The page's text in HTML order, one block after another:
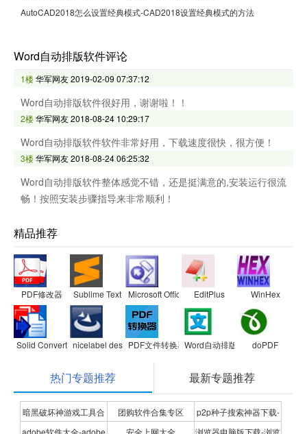
AutoCAD2018怎么设置经典模式-CAD2018设置经典模式的方法
Word自动排版软件评论
1楼华军网友2019-02-09 07:37:12
Word自动排版软件很好用，谢谢啦！！
2楼华军网友2018-08-24 10:29:17
Word自动排版软件软件非常好用，下载速度很快，很方便！
3楼华军网友2018-08-24 06:25:32
Word自动排版软件整体感觉不错，还是挺满意的,安装运行很流
畅！按照安装步骤指导来非常顺利！
精品推荐
PDF修改器 Sublime Text Microsoft Office FrontPage 2003
EditPlus WinHex
Solid Converter PDFnicelabel designerPDF文件转换器(PDF File Converter)
Word自动排版软件doPDF
热门专题推荐 最新专题推荐
暗黑破坏神游戏工具合
团购软件合集专区
p2p种子搜索神器下载-
adobe软件大全-adobe 安全上网大全 浏览器电脑版下载-浏览